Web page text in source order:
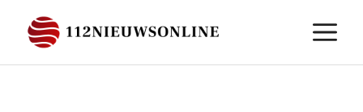
naar
de